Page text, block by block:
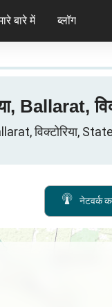
बारे में ब्लॉग
Ballarat,
विक्टोरिया,
नेटवर्क